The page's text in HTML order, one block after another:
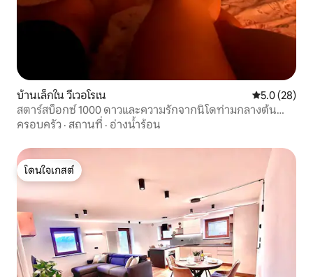
บ้านเล็กใน วีเวอโรเน คะแนนเฉลี่ย
5.0 (28)
สตาร์สบ็อกซ์ 1000 ดาวและความรักจากนิโดท่ามกลางต้น
มะกอก
ครอบครัว · สถานที่ · อ่างน้ำร้อน
โดนใจเกสต์
โดนใจเกสต์